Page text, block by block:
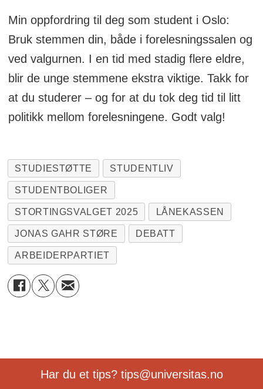
Min oppfordring til deg som student i Oslo:
Bruk stemmen din, både i forelesningssalen og
ved valgurnen. I en tid med stadig flere eldre,
blir de unge stemmene ekstra viktige. Takk for
at du studerer – og for at du tok deg tid til litt
politikk mellom forelesningene. Godt valg!
STUDIESTØTTE STUDENTLIV
STUDENTBOLIGER
STORTINGSVALGET 2025 LÅNEKASSEN
JONAS GAHR STØRE DEBATT
ARBEIDERPARTIET
Har du et tips? tips@universitas.no